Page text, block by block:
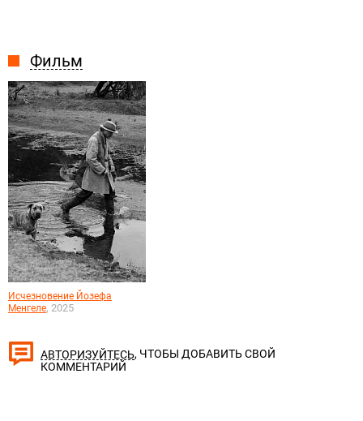
Фильм
Исчезновение Йозефа
Менгеле, 2025
АВТОРИЗУЙТЕСЬ, ЧТОБЫ ДОБАВИТЬ СВОЙ
КОММЕНТАРИЙ